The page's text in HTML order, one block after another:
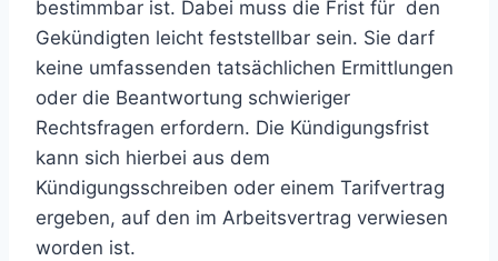
bestimmbar ist. Dabei muss die Frist für den
Gekündigten leicht feststellbar sein. Sie darf
keine umfassenden tatsächlichen Ermittlungen
oder die Beantwortung schwieriger
Rechtsfragen erfordern. Die Kündigungsfrist
kann sich hierbei aus dem
Kündigungsschreiben oder einem Tarifvertrag
ergeben, auf den im Arbeitsvertrag verwiesen
worden ist.